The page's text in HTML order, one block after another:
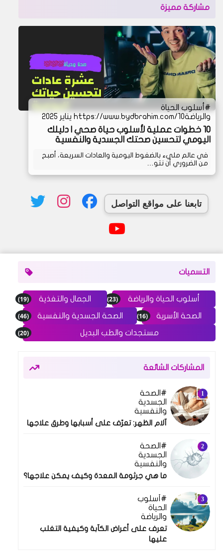
مشاركة مميزة
أسلوب الحياة
والرياضةhttps://www.bydbrahim.com/10 يناير 2025
10 خطوات عملية لأسلوب حياة صحي | دليلك
اليومي لتحسين صحتك الجسدية والنفسية
في عالم مليء بالضغوط اليومية والعادات السريعة، أصبح
من الضروري أن نتو…
تابعنا على مواقع التواصل
التسميات
أسلوب الحياة والرياضة (23) الجمال والتغذية (19)
الصحة الأسرية (16) الصحة الجسدية والنفسية (46)
مستجدات والطب البديل (20)
المشاركات الشائعة
الصحة
الجسدية
والنفسية
آلام الظهر: تعرّف على أسبابها وطرق علاجها
الصحة
الجسدية
والنفسية
ما هي جرثومة المعدة وكيف يمكن علاجها؟
أسلوب
الحياة
والرياضة
تعرف على أعراض الكآبة وكيفية التغلب
عليها